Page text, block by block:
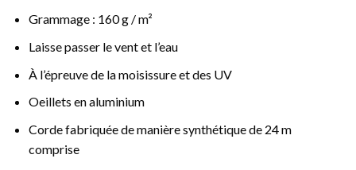
Grammage : 160 g / m²
Laisse passer le vent et l’eau
À l’épreuve de la moisissure et des UV
Oeillets en aluminium
Corde fabriquée de manière synthétique de 24 m
comprise